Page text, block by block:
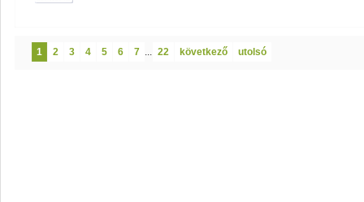
1 2 3 4 5 6 7 ... 22 következő utolsó